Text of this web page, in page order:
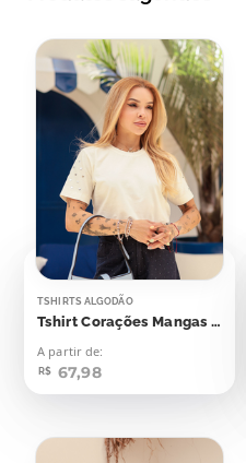
TSHIRTS ALGODÃO
Tshirt Corações Mangas Aplicação
A partir de:
R$ 67,98